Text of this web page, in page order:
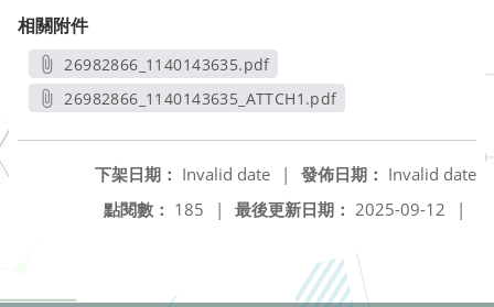
相關附件
26982866_1140143635.pdf
另開新視窗
26982866_1140143635_ATTCH1.pdf
發佈日期： Invalid date
下架日期： Invalid date
|
最後更新日期： 2025-09-12 |
點閱數： 185 |